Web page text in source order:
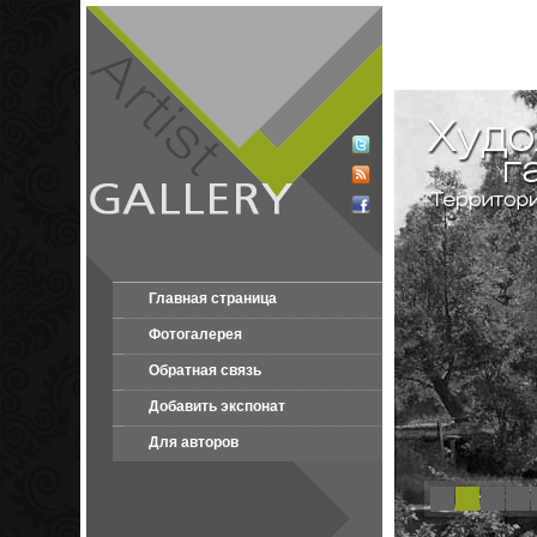
Главная страница
Фотогалерея
Обратная связь
Добавить экспонат
Для авторов